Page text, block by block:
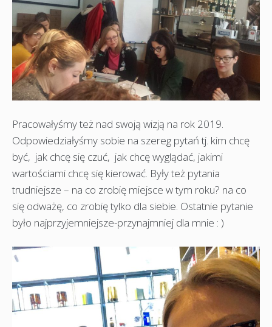
Pracowałyśmy też nad swoją wizją na rok 2019.
Odpowiedziałyśmy sobie na szereg pytań tj. kim chcę
być, jak chcę się czuć, jak chcę wyglądać, jakimi
wartościami chcę się kierować. Były też pytania
trudniejsze – na co zrobię miejsce w tym roku? na co
się odważę, co zrobię tylko dla siebie. Ostatnie pytanie
było najprzyjemniejsze-przynajmniej dla mnie : )